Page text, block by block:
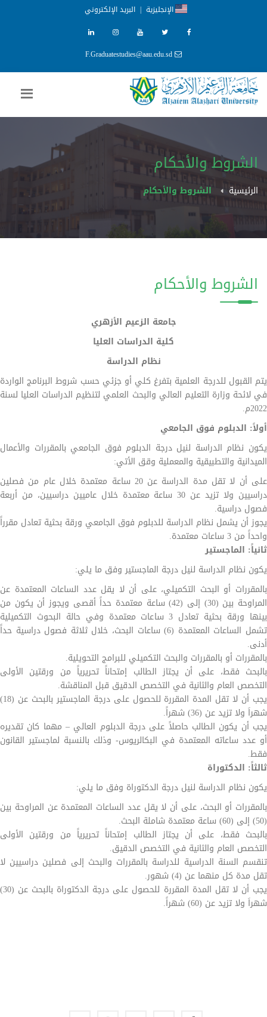
الإنجليزية | البريد الإلكتروني
F.Graduatestudies@aau.edu.sd
الشروط والأحكام
الرئيسية الشروط والأحكام
الشروط والأحكام
جامعة الزعيم الأزهري
كلية الدراسات العليا
نظام الدراسة
يتم القبول للدرجة العلمية بتفرغ كلي أو جزئي حسب شروط البرنامج الواردة
في لائحة وزارة التعليم العالي والبحث العلمي لتنظيم الدراسات العليا لسنة
2022م.
أولاً: الدبلوم فوق الجامعي
يكون نظام الدراسة لنيل درجة الدبلوم فوق الجامعي بالمقررات والأعمال
الميدانية والتطبيقية والمعملية وقق الأتي:
على أن لا تقل مدة الدراسة عن 20 ساعة معتمدة خلال عام من فصلين
دراسيين ولا تزيد عن 30 ساعة معتمدة خلال عاميين دراسيين، من أربعة
فصول دراسية.
يجوز أن يشمل نظام الدراسة للدبلوم فوق الجامعي ورقة بحثية تعادل مقرراً
واحداً من 3 ساعات معتمدة.
ثانياً: الماجستير
يكون نظام الدراسة لنيل درجة الماجستير وفق ما يلي:
بالمقررات أو البحث التكميلي، على أن لا يقل عدد الساعات المعتمدة عن
المراوحة بين (30) إلى (42) ساعة معتمدة حداً أقصى ويجوز أن يكون من
بينها ورقة بحثية تعادل 3 ساعات معتمدة وفي حالة البحوث التكميلية
تشمل الساعات المعتمدة (6) ساعات البحث، خلال ثلاثة فصول دراسية حداً
أدنى.
بالمقررات أو بالمقررات والبحث التكميلي للبرامج التحويلية.
بالبحث فقط، على أن يجتاز الطالب إمتحاناً تحريرياً من ورقتين الأولى
التخصص العام والثانية في التخصص الدقيق قبل المناقشة.
يجب أن لا تقل المدة المقررة للحصول على درجة الماجستير بالبحث عن (18)
شهراَ ولا تزيد عن (36) شهراً.
يجب أن يكون الطالب حاصلاً على درجة الدبلوم العالي – مهما كان تقديره
أو عدد ساعاته المعتمدة في البكالريوس- وذلك بالنسبة لماجستير القانون
فقط.
ثالثاً: الدكتوراة
يكون نظام الدراسة لنيل درجة الدكتوراة وفق ما يلي:
بالمقررات أو البحث، على أن لا يقل عدد الساعات المعتمدة عن المراوحة بين
(50) إلى (60) ساعة معتمدة شاملة البحث.
بالبحث فقط، على أن يجتاز الطالب إمتحاناً تحريرياً من ورقتين الأولى
التخصص العام والثانية في التخصص الدقيق.
تنقسم السنة الدراسية للدراسة بالمقررات والبحث إلى فصلين دراسيين لا
تقل مدة كل منهما عن (4) شهور.
يجب أن لا تقل المدة المقررة للحصول على درجة الدكتوراة بالبحث عن (30)
شهراَ ولا تزيد عن (60) شهراً.